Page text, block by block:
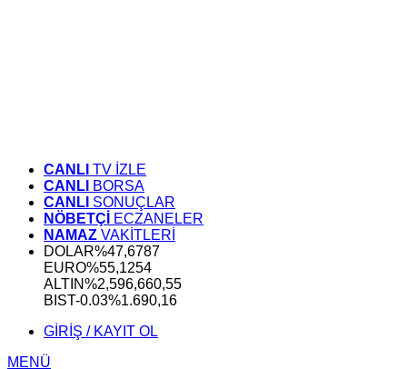
CANLI TV İZLE
CANLI BORSA
CANLI SONUÇLAR
NÖBETÇİ
ECZANELER
NAMAZ VAKİTLERİ
DOLAR%47,6787
EURO%55,1254
ALTIN%2,596,660,55
BIST-0.03%1.690,16
GİRİŞ / KAYIT OL
MENÜ